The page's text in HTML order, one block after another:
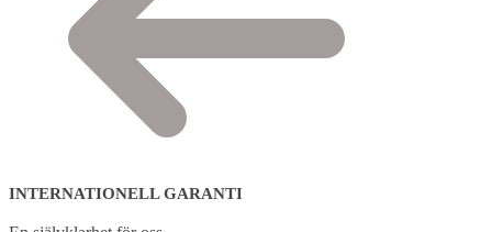
INTERNATIONELL GARANTI